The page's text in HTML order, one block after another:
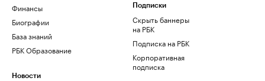
Финансы
Биографии
База знаний
РБК Образование
Новости
Подписки
Скрыть баннеры
на РБК
Подписка на РБК
Корпоративная
подписка